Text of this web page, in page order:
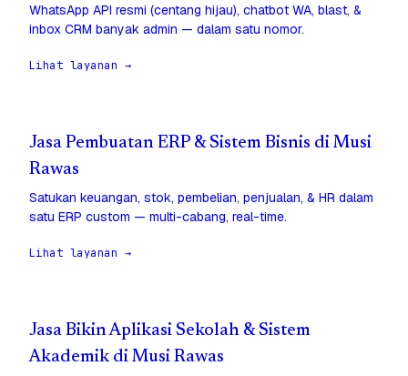
WhatsApp API resmi (centang hijau), chatbot WA, blast, &
inbox CRM banyak admin — dalam satu nomor.
Lihat layanan →
Jasa Pembuatan ERP & Sistem Bisnis di Musi
Rawas
Satukan keuangan, stok, pembelian, penjualan, & HR dalam
satu ERP custom — multi-cabang, real-time.
Lihat layanan →
Jasa Bikin Aplikasi Sekolah & Sistem
Akademik di Musi Rawas